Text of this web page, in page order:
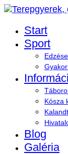
Start
Sport
Kósza
Blog
Galéria